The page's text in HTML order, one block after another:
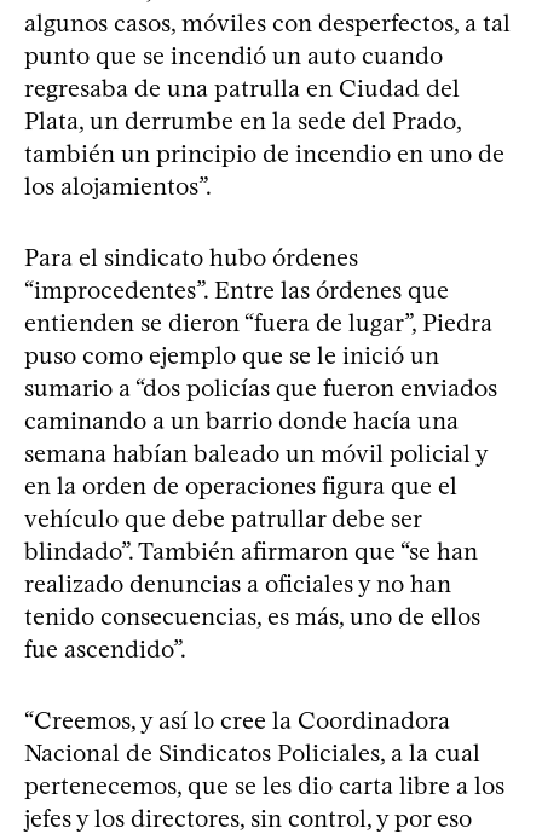
algunos casos, móviles con desperfectos, a tal
punto que se incendió un auto cuando
regresaba de una patrulla en Ciudad del
Plata, un derrumbe en la sede del Prado,
también un principio de incendio en uno de
los alojamientos”.
Para el sindicato hubo órdenes
“improcedentes”. Entre las órdenes que
entienden se dieron “fuera de lugar”, Piedra
puso como ejemplo que se le inició un
sumario a “dos policías que fueron enviados
caminando a un barrio donde hacía una
semana habían baleado un móvil policial y
en la orden de operaciones figura que el
vehículo que debe patrullar debe ser
blindado”. También afirmaron que “se han
realizado denuncias a oficiales y no han
tenido consecuencias, es más, uno de ellos
fue ascendido”.
“Creemos, y así lo cree la Coordinadora
Nacional de Sindicatos Policiales, a la cual
pertenecemos, que se les dio carta libre a los
jefes y los directores, sin control, y por eso